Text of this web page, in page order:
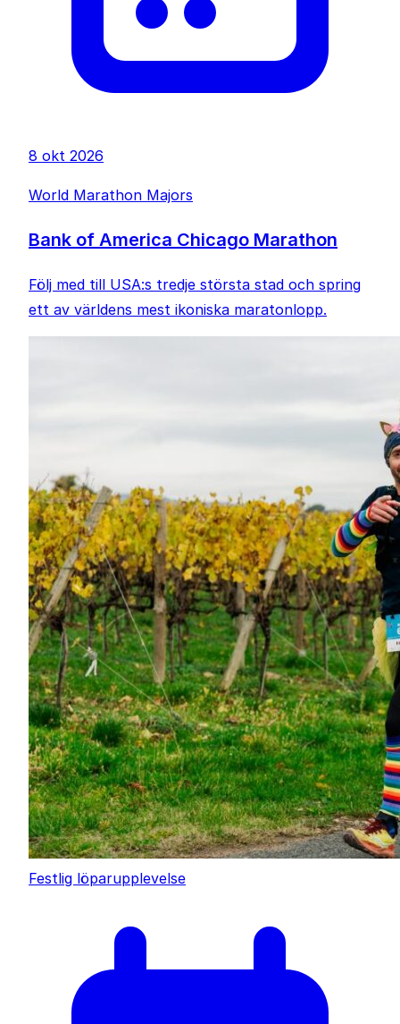
8 okt 2026
World Marathon Majors
Bank of America Chicago Marathon
Följ med till USA:s tredje största stad och spring
ett av världens mest ikoniska maratonlopp.
Festlig löparupplevelse